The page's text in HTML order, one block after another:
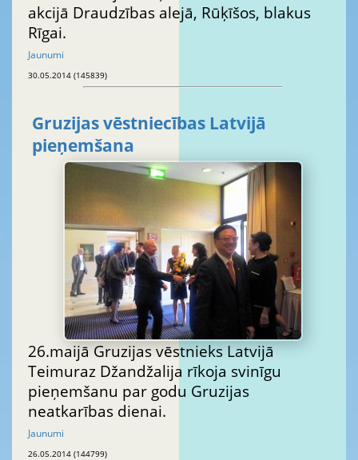
akcijā Draudzības alejā, Rūķīšos, blakus
Rīgai.
Jaunumi
30.05.2014 (145839)
Gruzijas vēstniecības Latvijā
pieņemšana
26.maijā Gruzijas vēstnieks Latvijā
Teimuraz Džandžalija rīkoja svinīgu
pieņemšanu par godu Gruzijas
neatkarības dienai.
Jaunumi
26.05.2014 (144799)